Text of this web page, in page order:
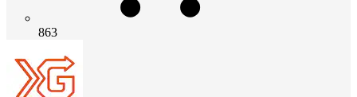
863